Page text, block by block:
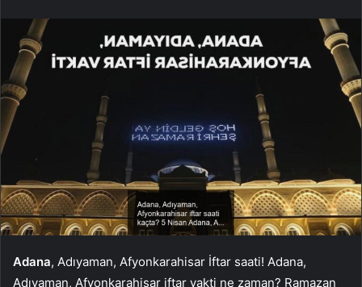
Adana, Adıyaman, Afyonkarahisar İftar saati! Adana,
Adıyaman, Afyonkarahisar iftar vakti ne zaman? Ramazan